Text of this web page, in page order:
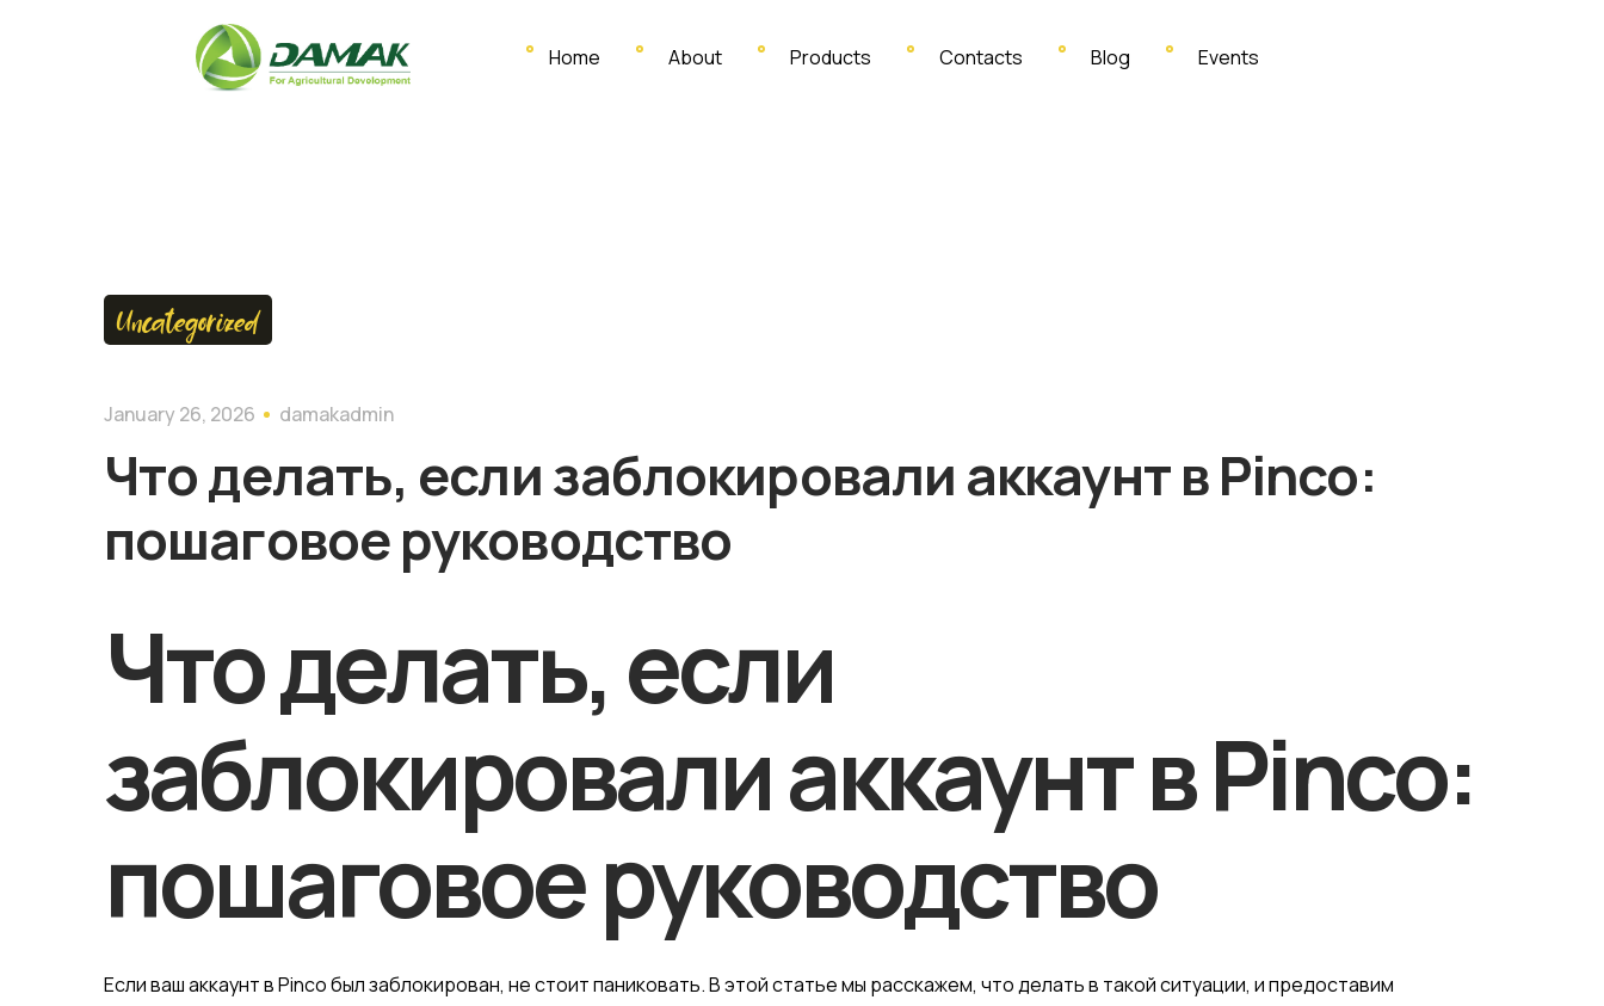
Home About Products Contacts Blog Events
Uncategorized
January 26, 2026 damakadmin
Что делать, если заблокировали аккаунт в Pinco:
пошаговое руководство
Что делать, если
заблокировали аккаунт в Pinco:
пошаговое руководство
Если ваш аккаунт в Pinco был заблокирован, не стоит паниковать. В этой статье мы расскажем, что делать в такой ситуации, и предоставим